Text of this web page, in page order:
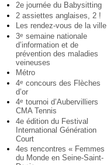
2e journée du Babysitting
2 assiettes anglaises, 2 !
Les rendez-vous de la ville
3e semaine nationale
d’information et de
prévention des maladies
veineuses
Métro
4e concours des Flèches
d’or
4e tournoi d’Aubervilliers
CMA Tennis
4e édition du Festival
International Génération
Court
4es rencontres « Femmes
du Monde en Seine-Saint-